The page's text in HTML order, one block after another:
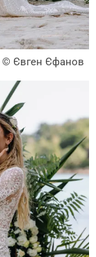
© Євген Єфанов